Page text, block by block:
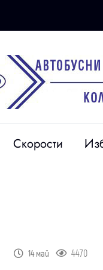
Скорости
14 май 4470